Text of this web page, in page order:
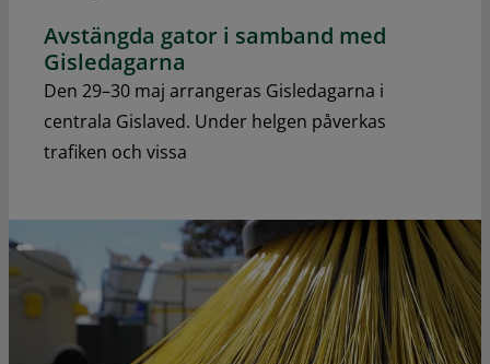
Avstängda gator i samband med
Gisledagarna
Den 29–30 maj arrangeras Gisledagarna i
centrala Gislaved. Under helgen påverkas
trafiken och vissa